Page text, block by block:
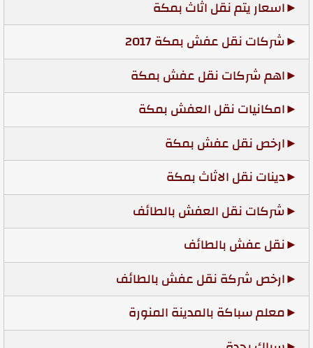
اسعار يتم نقل اثاث بمكة
شركات نقل عفش بمكة 2017
اهم شركات نقل عفش بمكة
امكانيات نقل العفش بمكة
ارخص نقل عفش بمكة
دينات نقل الاثاث بمكة
شركات نقل العفش بالطائف
نقل عفش بالطائف
ارخص شركة نقل عفش بالطائف
معلم سباكة بالمدينة المنورة